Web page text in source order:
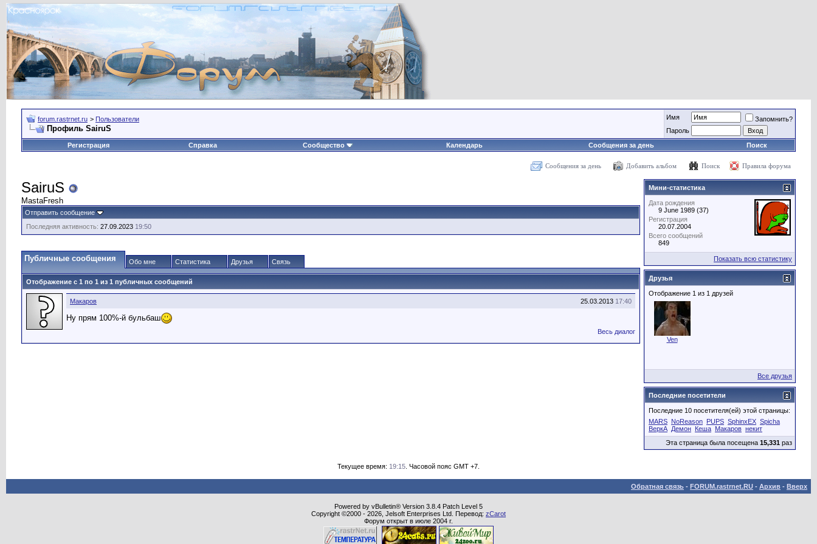
forum.rastrnet.ru > Пользователи
Профиль SairuS
Имя
Запомнить?
Пароль
Регистрация
Справка Сообщество Календарь Сообщения за день Поиск
Сообщения за день Добавить альбом Поиск Правила форума
SairuS
MastaFresh
Отправить сообщение
Последняя активность: 27.09.2023 19:50
Публичные сообщения Обо мне Статистика Друзья Связь
Отображение с 1 по 1 из 1 публичных сообщений
25.03.2013 17:40
Макаров
Ну прям 100%-й бульбаш
Весь диалог
Мини-статистика
Дата рождения
9 June 1989 (37)
Регистрация
20.07.2004
Всего сообщений
849
Показать всю статистику
Друзья
Отображение 1 из 1 друзей
Ven
Все друзья
Последние посетители
Последние 10 посетителя(ей) этой страницы:
MARS NoReason PUPS SphinxEX Spicha
ВеркА Демон Кеша Макаров некит
Эта страница была посещена 15,331 раз
Текущее время: 19:15 . Часовой пояс GMT +7.
Обратная связь - FORUM.rastrnet.RU - Архив - Вверх
Powered by vBulletin® Version 3.8.4 Patch Level 5
Copyright ©2000 - 2026, Jelsoft Enterprises Ltd. Перевод: zCarot
Форум открыт в июле 2004 г.